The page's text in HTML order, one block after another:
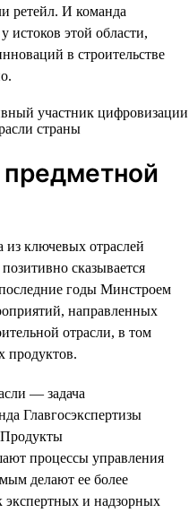
ретейл. И команда
истоков этой области,
в строительстве
предметной
из ключевых отраслей
сказывается
годы Минстроем
направленных
отрасли, в том
продуктов.
— задача
Главгосэкспертизы
Продукты
процессы управления
делают ее более
экспертных и надзорных